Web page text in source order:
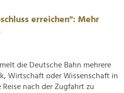
erreichen": Mehr
die Deutsche Bahn mehrere
Wirtschaft oder Wissenschaft in
nach der Zugfahrt zu